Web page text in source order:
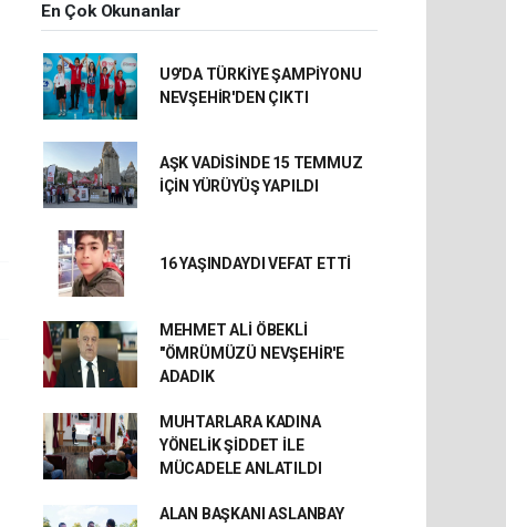
En Çok Okunanlar
U9'DA TÜRKİYE ŞAMPİYONU
NEVŞEHİR'DEN ÇIKTI
AŞK VADİSİNDE 15 TEMMUZ
İÇİN YÜRÜYÜŞ YAPILDI
16 YAŞINDAYDI VEFAT ETTİ
MEHMET ALİ ÖBEKLİ
"ÖMRÜMÜZÜ NEVŞEHİR'E
ADADIK
MUHTARLARA KADINA
YÖNELİK ŞİDDET İLE
MÜCADELE ANLATILDI
ALAN BAŞKANI ASLANBAY